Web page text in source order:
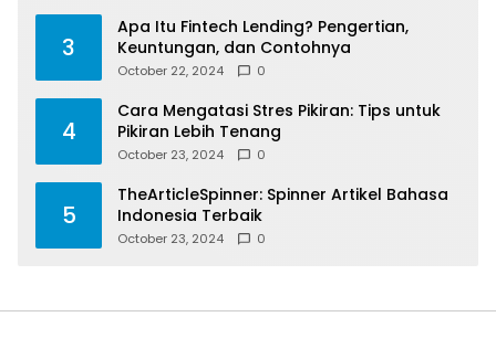
3
Apa Itu Fintech Lending? Pengertian,
Keuntungan, dan Contohnya
October 22, 2024 0
4
Cara Mengatasi Stres Pikiran: Tips untuk
Pikiran Lebih Tenang
October 23, 2024 0
5
TheArticleSpinner: Spinner Artikel Bahasa
Indonesia Terbaik
October 23, 2024 0